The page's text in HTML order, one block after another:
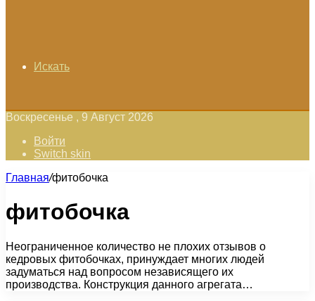
Искать
Воскресенье , 9 Август 2026
Войти
Switch skin
Главная/фитобочка
фитобочка
Неограниченное количество не плохих отзывов о
кедровых фитобочках, принуждает многих людей
задуматься над вопросом независящего их
производства. Конструкция данного агрегата…